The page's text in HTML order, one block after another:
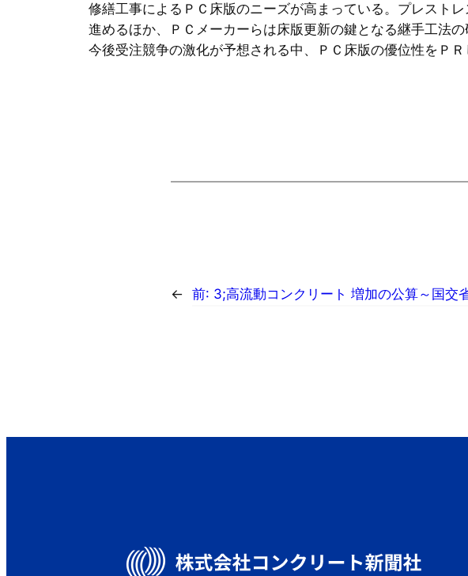
修繕工事によるＰＣ床版のニーズが高まっている。プレスト
進めるほか、ＰＣメーカーらは床版更新の鍵となる継手工法
今後受注競争の激化が予想される中、ＰＣ床版の優位性をＰＲ
← 前: 3;高流動コンクリート 増加の公算～国交